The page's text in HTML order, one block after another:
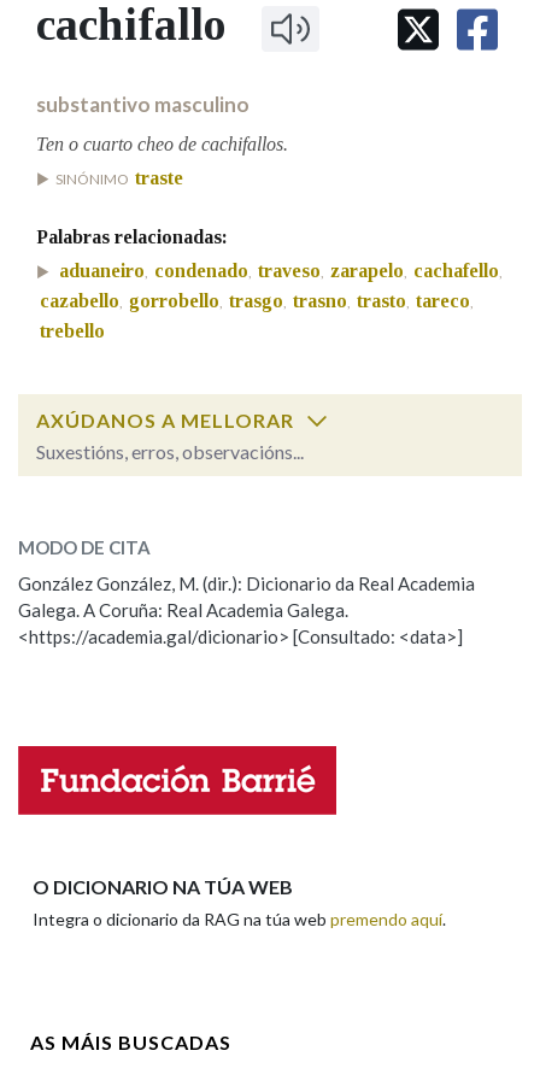
IDENTIDADE CORPORATIVA
MARCIAL DEL ADALID
FIGURAS HOMENAXEADAS
PRIMAVERA DAS LETRAS
Facebook
TwitterYoutubeInstagram
Bluesky
BUSCAR NOS LEMAS
Remata por
Contén
Nas definicións
Na fraseoloxía
Marcas gramaticais
cachifallo
substantivo masculino
Ten o cuarto cheo de cachifallos.
SINÓNIMO traste
Palabras relacionadas:
aduaneiro, condenado, traveso, zarapelo, cachafello,
cazabello, gorrobello, trasgo, trasno, trasto, tareco,
trebello
AXÚDANOS A MELLORAR
Suxestións, erros, observacións...
ESCOLLE UNHA OPCIÓN:
Observación Hai un erro na palabra
Propoño mellorar a definición
Nome
MODO DE CITA
González González, M. (dir.): Dicionario da Real Academia
Galega. A Coruña: Real Academia Galega.
<https://academia.gal/dicionario> [Consultado: <data>]
O DICIONARIO NA TÚA WEB
Integra o dicionario da RAG na túa web premendo aquí.
AS MÁIS BUSCADAS